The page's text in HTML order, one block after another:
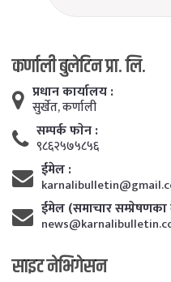
कर्णाली बुलेटिन प्रा. लि.
प्रधान कार्यालय :
सुर्खेत, कर्णाली
सम्पर्क फाेन :
९८६२५७५८५६
ईमेल :
ईमेल (समाचार सम्प्रेषणका
साइट नेभिगेसन